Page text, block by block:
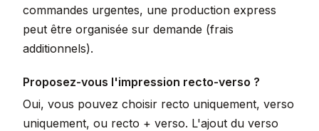
commandes urgentes, une production express
peut être organisée sur demande (frais
additionnels).
Proposez-vous l'impression recto-verso ?
Oui, vous pouvez choisir recto uniquement, verso
uniquement, ou recto + verso. L'ajout du verso